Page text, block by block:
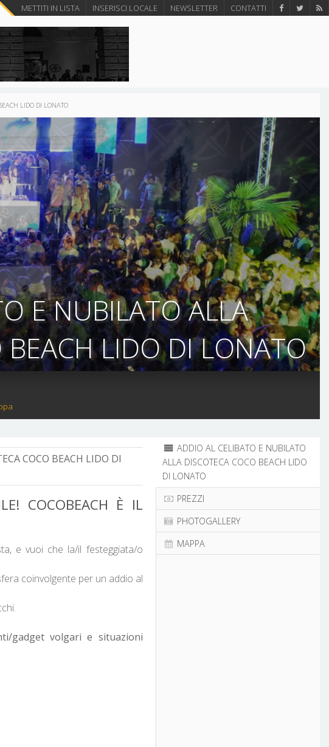
METTITI IN LISTA INSERISCI LOCALE NEWSLETTER CONTATTI
LIDO DI LONATO
E NUBILATO ALLA
BEACH LIDO DI LONATO
COCO BEACH LIDO DI
COCOBEACH È IL
e vuoi che la/il festeggiata/o
coinvolgente per un addio al
gadget volgari e situazioni
ADDIO AL CELIBATO E NUBILATO
ALLA DISCOTECA COCO BEACH LIDO
DI LONATO
PREZZI
PHOTOGALLERY
MAPPA